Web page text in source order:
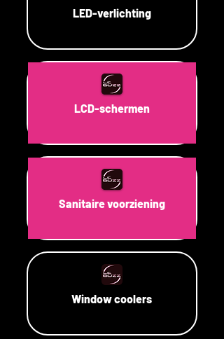
LED-verlichting
LCD-schermen
Sanitaire voorziening
Window coolers